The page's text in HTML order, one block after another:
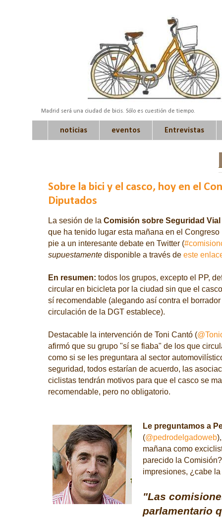
Madrid será una ciudad de bicis. Sólo es cuestión de tiempo.
noticias eventos Entrevistas
Sobre la bici y el casco, hoy en el
Diputados
La sesión de la Comisión sobre Seguridad
que ha tenido lugar esta mañana en el Congreso
pie a un interesante debate en Twitter (
supuestamente disponible a través de este
En resumen: todos los grupos, excepto el PP,
circular en bicicleta por la ciudad sin que el
sí recomendable (alegando así contra el
circulación de la DGT establece).
Destacable la intervención de Toni Cantó (
afirmó que su grupo "sí se fiaba" de los que
como si se les preguntara al sector
seguridad, todos estarían de acuerdo, las
ciclistas tendrán motivos para que el casco se
recomendable, pero no obligatorio.
Le preguntamos a
(@pedrodelgadoweb
mañana como
parecido la
impresiones, ¿cabe
"Las
parlamentario